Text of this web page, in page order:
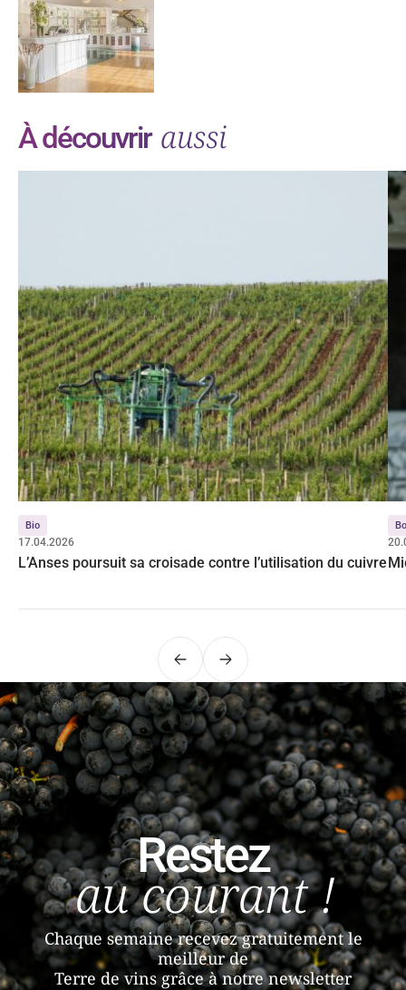
À découvrir aussi
Bio
17.04.2026
L’Anses poursuit sa croisade contre l’utilisation du cuivre
PrécédentSuivant
Restez
au courant !
Chaque semaine recevez gratuitement le
meilleur de
Terre de vins grâce à notre newsletter